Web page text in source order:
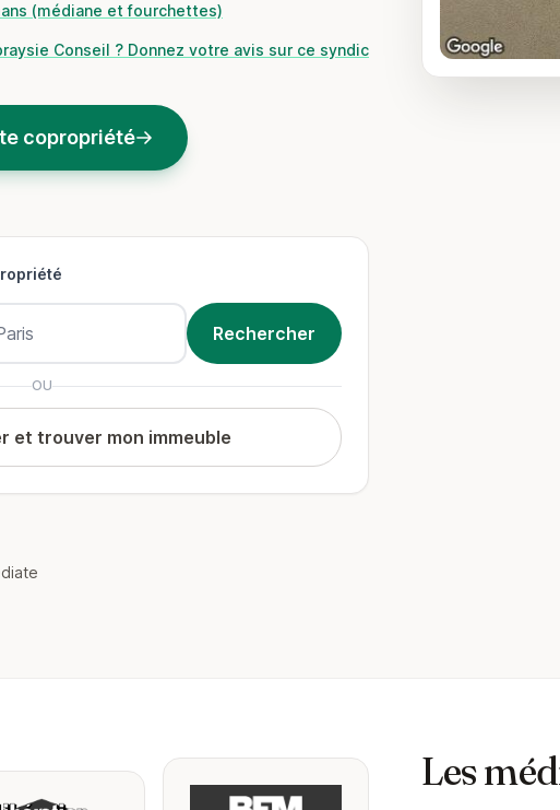
(médiane et fourchettes)
Conseil ? Donnez votre avis sur ce syndic
copropriété
OU
et trouver mon immeuble
Les